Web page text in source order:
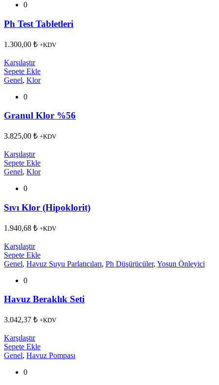
0
Ph Test Tabletleri
1.300,00 ₺ +KDV
Karşılaştır
Sepete Ekle
Genel, Klor
0
Granul Klor %56
3.825,00 ₺ +KDV
Karşılaştır
Sepete Ekle
Genel, Klor
0
Sıvı Klor (Hipoklorit)
1.940,68 ₺ +KDV
Karşılaştır
Sepete Ekle
Genel, Havuz Suyu Parlatıcıları, Ph Düşürücüler, Yosun Önleyici
0
Havuz Beraklık Seti
3.042,37 ₺ +KDV
Karşılaştır
Sepete Ekle
Genel, Havuz Pompası
0